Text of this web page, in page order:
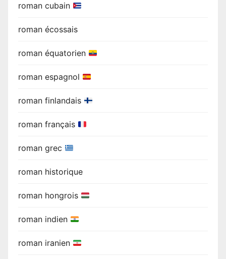
roman cubain
roman écossais
roman équatorien
roman espagnol
roman finlandais
roman français
roman grec
roman historique
roman hongrois
roman indien
roman iranien